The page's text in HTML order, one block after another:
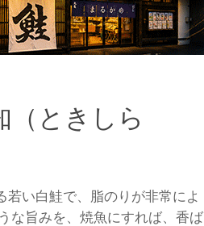
（ときしら
い白鮭で、脂のりが非常によ
な旨みを、焼魚にすれば、香ば